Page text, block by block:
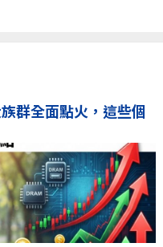
群全面點火，這些個